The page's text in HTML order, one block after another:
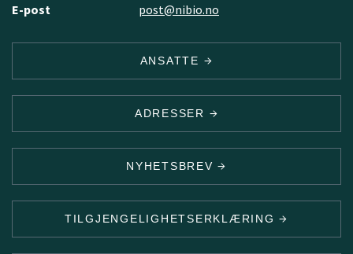
E-post
post@nibio.no
ANSATTE
ADRESSER
NYHETSBREV
TILGJENGELIGHETSERKLÆRING